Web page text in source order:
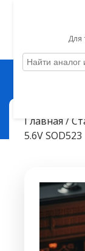
Перейти
содержимому
Для
ЧипКин> >
Главная/
5.6V SOD523